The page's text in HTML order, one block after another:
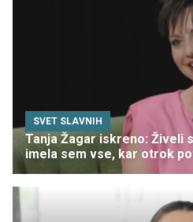
SVET SLAVNIH
Tanja Žagar iskreno: Živeli
imela sem vse, kar otrok